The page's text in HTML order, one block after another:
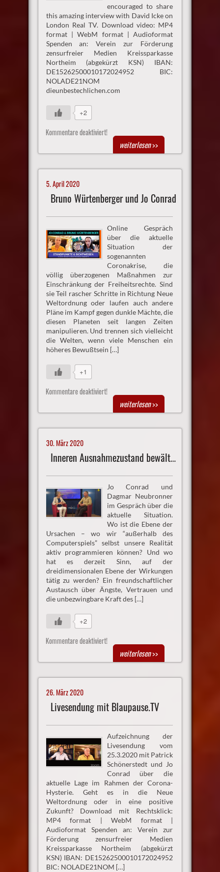
encouraged to share
this amazing interview with David Icke on
London Real TV. Download video: MP4
format | WebM format | Audioformat
Spenden an: Verein zur Förderung
zensurfreier Medien Kreissparkasse
Northeim (abgekürzt KSN) IBAN:
DE15262500010172024952 BIC:
NOLADE21NOM
dieunbestechlichen.com
+2
Kommentare deaktiviert!
weiterlesen>>
5. April 2020
Bruno Würtenberger und Jo Conrad
Online Gespräch
über die aktuelle
Situation der
sogenannten
Coronakrise, die
völlig überzogenen Maßnahmen zur
Einschränkung der Freiheitsrechte. Sind
sie Teil rascher Schritte in Richtung Neue
Weltordnung oder laufen auch andere
Pläne im Kampf gegen dunkle Mächte, die
diesen Planeten seit langen Zeiten
manipulieren. Und trennen sich vielleicht
die Welten, wenn viele Menschen ein
höheres Bewußtsein […]
+1
Kommentare deaktiviert!
weiterlesen>>
30. März 2020
Inneren Ausnahmezustand bewältigen
Jo Conrad und
Dagmar Neubronner
im Gespräch über die
aktuelle Situation.
Wo ist die Ebene der
Ursachen – wo wir “außerhalb des
Computerspiels” selbst unsere Realität
aktiv programmieren können? Und wo
hat es derzeit Sinn, auf der
dreidimensionalen Ebene der Wirkungen
tätig zu werden? Ein freundschaftlicher
Austausch über Ängste, Vertrauen und
die unbezwingbare Kraft des […]
+2
Kommentare deaktiviert!
weiterlesen>>
26. März 2020
Livesendung mit Blaupause.TV
Aufzeichnung der
Livesendung vom
25.3.2020 mit Patrick
Schönerstedt und Jo
Conrad über die
aktuelle Lage im Rahmen der Corona-
Hysterie. Geht es in die Neue
Weltordnung oder in eine positive
Zukunft? Download mit Rechtsklick:
MP4 format | WebM format |
Audioformat Spenden an: Verein zur
Förderung zensurfreier Medien
Kreissparkasse Northeim (abgekürzt
KSN) IBAN: DE15262500010172024952
BIC: NOLADE21NOM […]